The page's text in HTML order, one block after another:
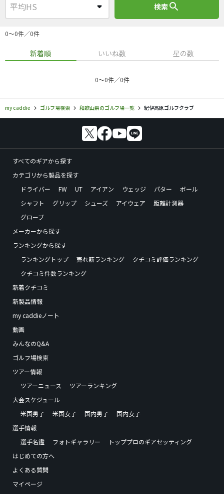
検索search
0〜0件／0件
新着順 いいね数 星の数
0〜0件／0件
my caddie ゴルフ場検索 和歌山県のゴルフ場一覧 紀伊高原ゴルフクラブ
すべてのギアから探す
カテゴリから製品を探す
ドライバー
FW UT アイアン ウェッジ パター
ボール
シャフト
グリップ シューズ アイウェア
距離計測器
グローブ
メーカーから探す
ランキングから探す
ランキングトップ
売れ筋ランキング
クチコミ評価ランキング
クチコミ件数ランキング
新着クチコミ
新製品情報
my caddieノート
動画
みんなのQ&A
ゴルフ場検索
ツアー情報
ツアーニュース
ツアーランキング
大会スケジュール
米国男子
米国女子 国内男子
国内女子
選手情報
選手名鑑
フォトギャラリー
トッププロのギアセッティング
はじめての方へ
よくある質問
マイページ